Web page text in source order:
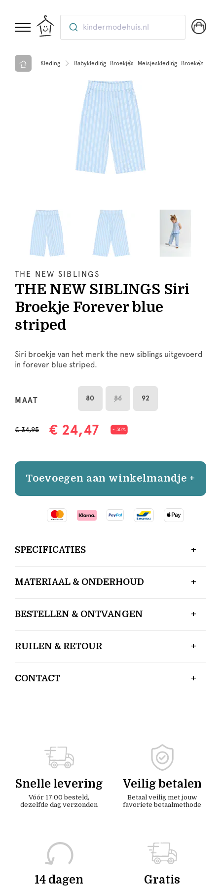
kindermodehuis.nl
Kleding Babykleding Broekjes Meisjeskleding Broeken
THE NEW SIBLINGS
THE NEW SIBLINGS Siri
Broekje Forever blue
striped
Siri broekje van het merk the new siblings uitgevoerd
in forever blue striped.
MAAT 80 86 92
€ 34,95 € 24,47 - 30%
Toevoegen aan winkelmandje +
SPECIFICATIES
MATERIAAL & ONDERHOUD
BESTELLEN & ONTVANGEN
RUILEN & RETOUR
CONTACT
Snelle levering
Vóór 17:00 besteld,
dezelfde dag verzonden
Veilig betalen
Betaal veilig met jouw
favoriete betaalmethode
14 dagen Gratis